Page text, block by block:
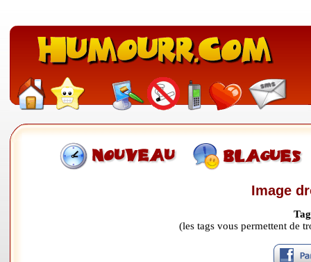
Image
(les tags vous permettent de